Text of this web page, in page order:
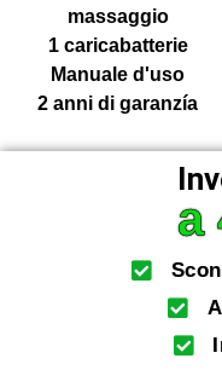
massaggio
1 caricabatterie
Manuale d'uso
2 anni di garanzía
a